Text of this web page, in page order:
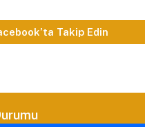
Takip Edin